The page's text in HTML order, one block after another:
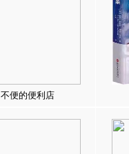
不便的便利店